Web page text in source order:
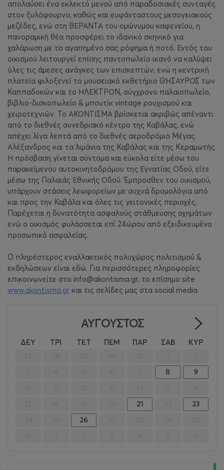
απολαύσει ένα εκλεκτό μενού από παραδοσιακές συνταγές
στον ξυλόφουρνο, καθώς και ευφάνταστους μεσογειακούς
μεζέδες, ενώ στη ΒΕΡΑΝΤΑ του ομώνυμου καφενείου, η
πανοραμική θέα προσφέρει το ιδανικό σκηνικό για
χαλάρωση με το αγαπημένο σας ρόφημα ή ποτό. Εντός του
οικισμού λειτουργεί επίσης παντοπωλείο ικανό να καλύψει
όλες τις άμεσες ανάγκες των επισκεπτών, ενώ η κεντρική
πλατεία φιλοξενεί το μουσειακό εκθετήριο ΘΗΣΑΥΡΟΣ των
Καππαδοκών και το ΗΛΕΚΤΡΟΝ, σύγχρονο παλαιοπωλείο,
βιβλιο-δισκοπωλείο & μπουτίκ vintage ρουχισμού και
χειροτεχνιών. Το ΑΚΟΝΤΙΣΜΑ βρίσκεται ακριβώς απέναντι
από το διεθνές συνεδριακό κέντρο της Καβάλας, ενώ
απέχει λίγα λεπτά από το διεθνές αεροδρόμιο Μέγας
Αλέξανδρος και τα λιμάνια της Καβάλας και της Κεραμωτής.
Η πρόσβαση γίνεται σύντομα και εύκολα είτε μέσω του
παρακείμενου αυτοκινητοδρόμου της Εγνατίας Οδού, είτε
μέσω της Παλαιάς Εθνικής Οδού. Έμπροσθεν του οικισμού,
υπάρχουν στάσεις λεωφορείων με συχνά δρομολόγια από
και προς την Καβάλα και όλες τις γειτονικές περιοχές.
Παρέχεται η δυνατότητα ασφαλούς στάθμευσης οχημάτων
ενώ ο οικισμός φυλάσσεται επί 24ώρου από εξειδικευμένο
προσωπικό ασφαλείας.
O πληρέστερος εναλλακτικός πολυχώρος πολιτισμού &
εκδηλώσεων είναι εδώ. Για περισσότερες πληροφορίες
επικοινωνείτε στο info@akontisma.gr, το επίσημο site
www.akontisma.gr και τις σελίδες μας στα social media.
ΑΎΓΟΥΣΤΟΣ
ΔΕΥ ΤΡΙ ΤΕΤ ΠΕΜ ΠΑΡ ΣΑΒ ΚΥΡ
8
9
21
23
26